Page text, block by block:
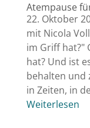
Atempause
22. Oktober
mit Nicola
im Griff hat?"
hat? Und ist
behalten und
in Zeiten, in
Weiterlesen